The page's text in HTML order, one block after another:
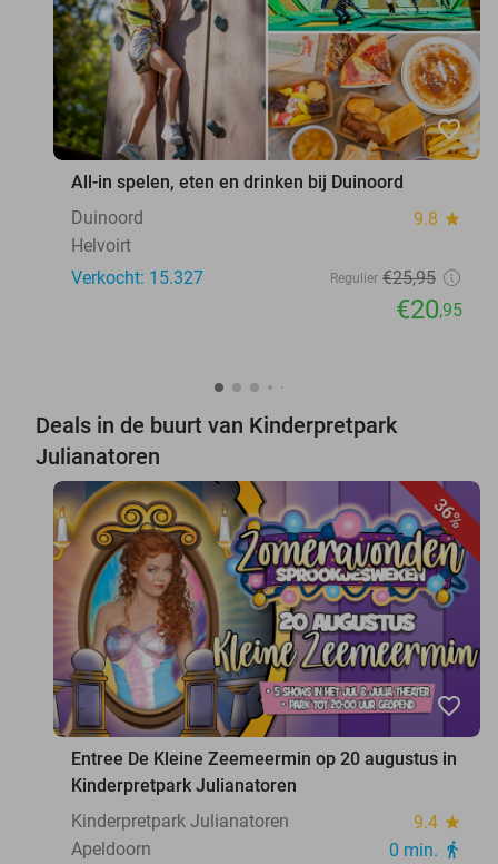
favorite_border
All-in spelen, eten en drinken bij Duinoord
Duinoord
9.8 star
Helvoirt
Verkocht: 15.327
Regulier €25,95
€20,95
Deals in de buurt van Kinderpretpark
Julianatoren
36%
favorite_border
Entree De Kleine Zeemeermin op 20 augustus in
Kinderpretpark Julianatoren
Kinderpretpark Julianatoren
9.4 star
Apeldoorn 0 min. directions_walk